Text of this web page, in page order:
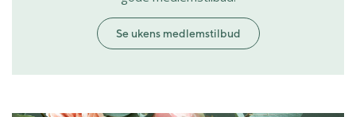
Se ukens medlemstilbud